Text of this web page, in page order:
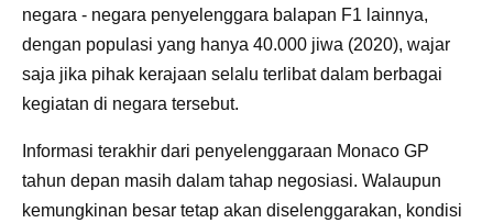
negara - negara penyelenggara balapan F1 lainnya,
dengan populasi yang hanya 40.000 jiwa (2020), wajar
saja jika pihak kerajaan selalu terlibat dalam berbagai
kegiatan di negara tersebut.
Informasi terakhir dari penyelenggaraan Monaco GP
tahun depan masih dalam tahap negosiasi. Walaupun
kemungkinan besar tetap akan diselenggarakan, kondisi